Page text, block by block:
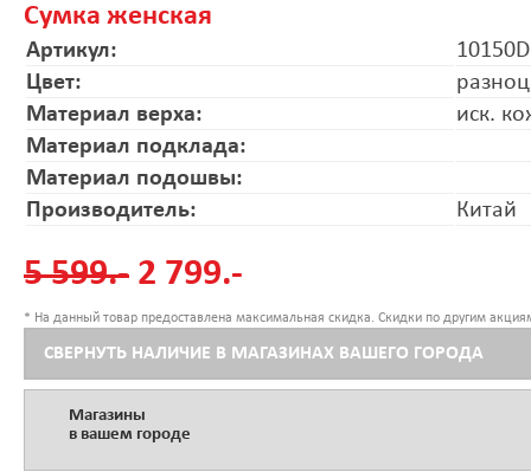
Сумка женская
Артикул:
10150D
Цвет:
Материал верха:
иск.
Материал подклада:
Материал подошвы:
Производитель:
Китай
5 599.- 2 799.-
* На данный товар предоставлена максимальная скидка. Скидки по другим
СВЕРНУТЬ НАЛИЧИЕ В МАГАЗИНАХ ВАШЕГО ГОРОДА
Магазины
в вашем городе